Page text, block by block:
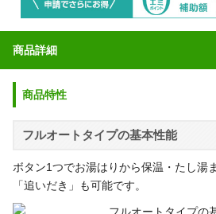
商品詳細
商品特性
フルオートタイプの基本性能
ボタン1つでお湯はりから保温・たし湯
「追いだき」も可能です。